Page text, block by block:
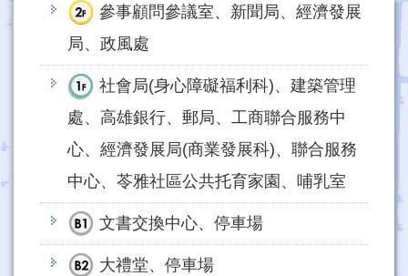
參事顧問參議室、新聞局、經濟發展
局、政風處
社會局(身心障礙福利科)、建築管理
處、高雄銀行、郵局、工商聯合服務中
心、經濟發展局(商業發展科)、聯合服務
中心、苓雅社區公共托育家園、哺乳室
文書交換中心、停車場
大禮堂、停車場